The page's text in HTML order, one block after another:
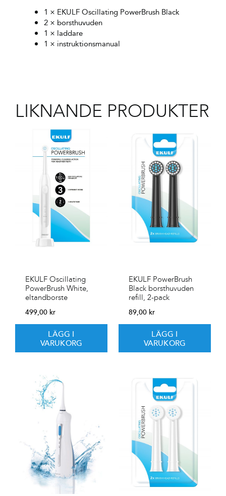
1 × EKULF Oscillating PowerBrush Black
2 × borsthuvuden
1 × laddare
1 × instruktionsmanual
LIKNANDE PRODUKTER
EKULF Oscillating
PowerBrush White,
eltandborste
499,00 kr
LÄGG I
VARUKORG
EKULF PowerBrush
Black borsthuvuden
refill, 2-pack
89,00 kr
LÄGG I
VARUKORG